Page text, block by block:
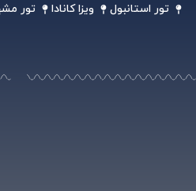
تور استانبول ویزا کانادا تور